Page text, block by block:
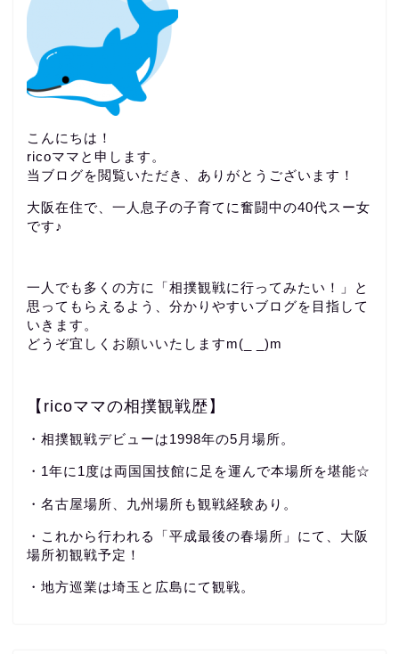
こんにちは！
ricoママと申します。
当ブログを閲覧いただき、ありがとうございます！
大阪在住で、一人息子の子育てに奮闘中の40代スー女
です♪
一人でも多くの方に「相撲観戦に行ってみたい！」と
思ってもらえるよう、分かりやすいブログを目指して
いきます。
どうぞ宜しくお願いいたしますm(_ _)m
【ricoママの相撲観戦歴】
・相撲観戦デビューは1998年の5月場所。
・1年に1度は両国国技館に足を運んで本場所を堪能☆
・名古屋場所、九州場所も観戦経験あり。
・これから行われる「平成最後の春場所」にて、大阪
場所初観戦予定！
・地方巡業は埼玉と広島にて観戦。